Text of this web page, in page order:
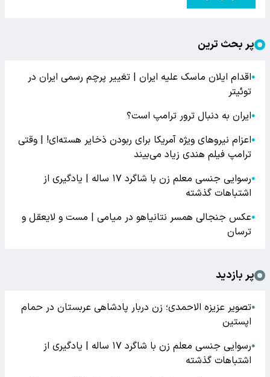
پر بحث ترین
●اقدام ایلان ماسک علیه ایران | تغییر پرچم رسمی ایران در
توئیتر
●ایران به دنبال ترور ترامپ است؟
●اعزام نیروهای ویژه آمریکا برای ربودن ذخایر هسته‌ای! | وقتی
ترامپ فیلم هندی زیاد می‌بیند
●
رسوایی جنسی معلم زن با شاگرد ۱۷ ساله | یادگیری از
اشتباهات گذشته
●عکس جنجالی همسر نتانیاهو در میامی | مست و لایعقل و
ترسان
پر بازدید
●تصویر عزیزه الاحمدی؛ زن دربار پادشاهی عربستان در حمام
اپستین
●
رسوایی جنسی معلم زن با شاگرد ۱۷ ساله | یادگیری از
اشتباهات گذشته